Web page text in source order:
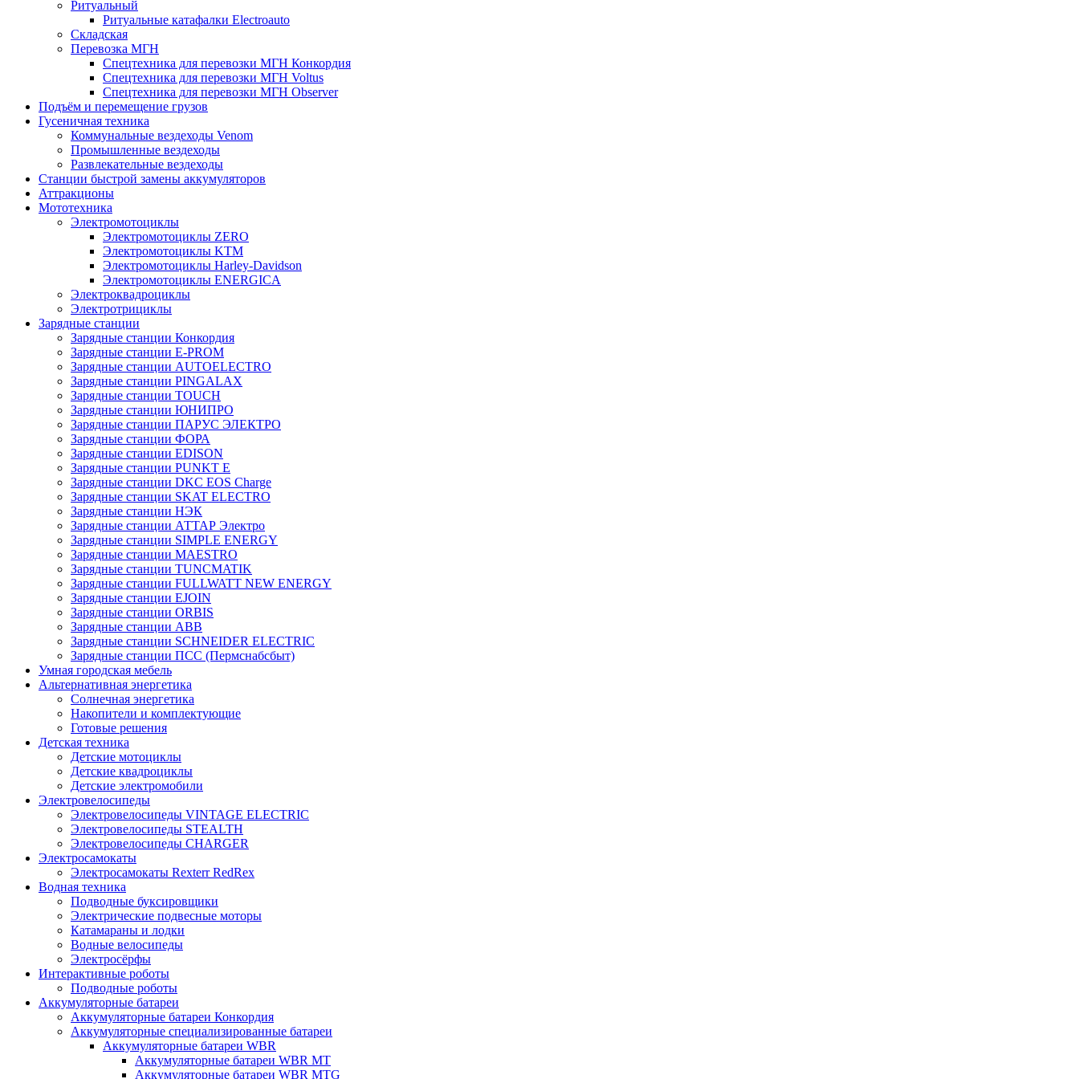
Ритуальный
Ритуальные катафалки Electroauto
Складская
Перевозка МГН
Спецтехника для перевозки МГН Конкордия
Спецтехника для перевозки МГН Voltus
Спецтехника для перевозки МГН Observer
Подъём и перемещение грузов
Гусеничная техника
Коммунальные вездеходы Venom
Промышленные вездеходы
Развлекательные вездеходы
Станции быстрой замены аккумуляторов
Аттракционы
Мототехника
Электромотоциклы
Электромотоциклы ZERO
Электромотоциклы KTM
Электромотоциклы Harley-Davidson
Электромотоциклы ENERGICA
Электроквадроциклы
Электротрициклы
Зарядные станции
Зарядные станции Конкордия
Зарядные станции E-PROM
Зарядные станции AUTOELECTRO
Зарядные станции PINGALAX
Зарядные станции TOUCH
Зарядные станции ЮНИПРО
Зарядные станции ПАРУС ЭЛЕКТРО
Зарядные станции ФОРА
Зарядные станции EDISON
Зарядные станции PUNKT E
Зарядные станции DKC EOS Charge
Зарядные станции SKAT ELECTRO
Зарядные станции НЭК
Зарядные станции АТТАР Электро
Зарядные станции SIMPLE ENERGY
Зарядные станции MAESTRO
Зарядные станции TUNCMATIK
Зарядные станции FULLWATT NEW ENERGY
Зарядные станции EJOIN
Зарядные станции ORBIS
Зарядные станции ABB
Зарядные станции SCHNEIDER ELECTRIC
Зарядные станции ПСС (Пермснабсбыт)
Умная городская мебель
Альтернативная энергетика
Солнечная энергетика
Накопители и комплектующие
Готовые решения
Детская техника
Детские мотоциклы
Детские квадроциклы
Детские электромобили
Электровелосипеды
Электровелосипеды VINTAGE ELECTRIC
Электровелосипеды STEALTH
Электровелосипеды CHARGER
Электросамокаты
Электросамокаты Rexterr RedRex
Водная техника
Подводные буксировщики
Электрические подвесные моторы
Катамараны и лодки
Водные велосипеды
Электросёрфы
Интерактивные роботы
Подводные роботы
Аккумуляторные батареи
Аккумуляторные батареи Конкордия
Аккумуляторные специализированные батареи
Аккумуляторные батареи WBR
Аккумуляторные батареи WBR MT
Аккумуляторные батареи WBR MTG